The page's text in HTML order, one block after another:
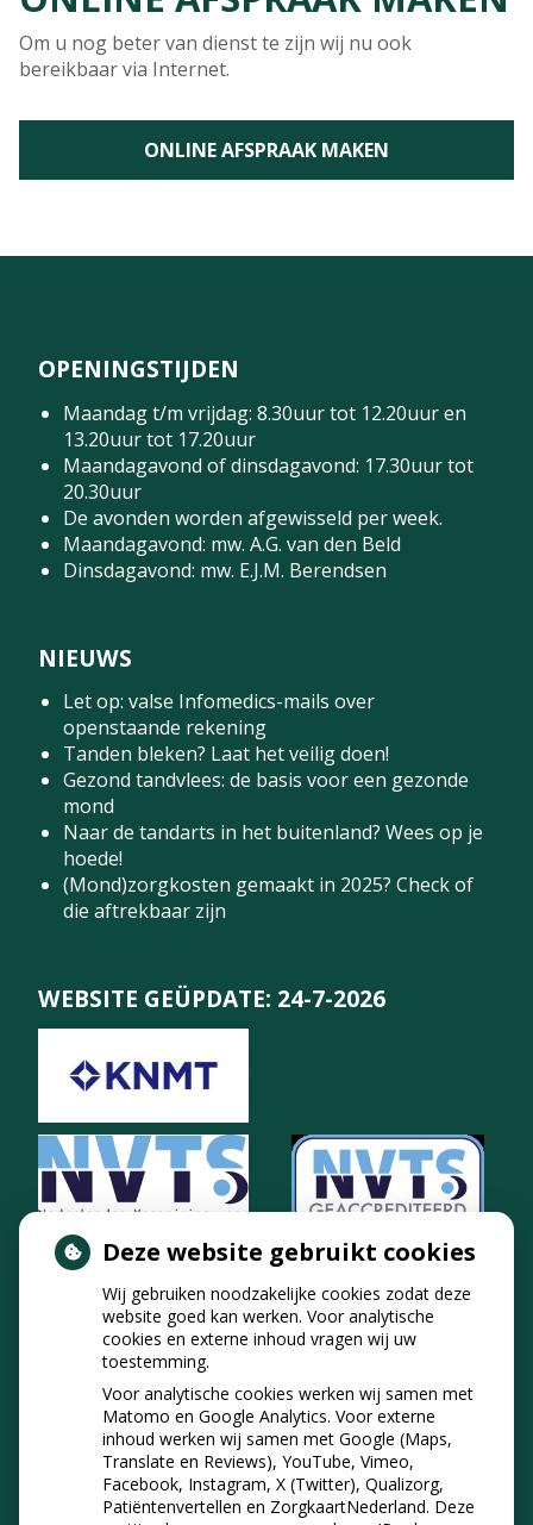
Om u nog beter van dienst te zijn wij nu ook
bereikbaar via Internet.
ONLINE AFSPRAAK MAKEN
OPENINGSTIJDEN
Maandag t/m vrijdag: 8.30uur tot 12.20uur en
13.20uur tot 17.20uur
Maandagavond of dinsdagavond: 17.30uur tot
20.30uur
De avonden worden afgewisseld per week.
Maandagavond: mw. A.G. van den Beld
Dinsdagavond: mw. E.J.M. Berendsen
NIEUWS
Let op: valse Infomedics-mails over
openstaande rekening
Tanden bleken? Laat het veilig doen!
Gezond tandvlees: de basis voor een gezonde
mond
Naar de tandarts in het buitenland? Wees op je
hoede!
(Mond)zorgkosten gemaakt in 2025? Check of
die aftrekbaar zijn
WEBSITE GEÜPDATE: 24-7-2026
Deze website gebruikt cookies
Wij gebruiken noodzakelijke cookies zodat deze
website goed kan werken. Voor analytische
cookies en externe inhoud vragen wij uw
toestemming.
Voor analytische cookies werken wij samen met
Matomo en Google Analytics. Voor externe
inhoud werken wij samen met Google (Maps,
Translate en Reviews), YouTube, Vimeo,
Facebook, Instagram, X (Twitter), Qualizorg,
Patiëntenvertellen en ZorgkaartNederland. Deze